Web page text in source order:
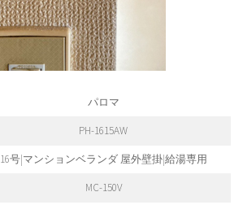
パロマ
PH-1615AW
16号|マンションベランダ 屋外壁掛|給湯専用
MC-150V